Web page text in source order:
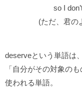
so I
(ただ、君の
deserveという単語は
「自分がその対象の
使われる単語。